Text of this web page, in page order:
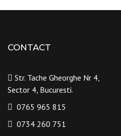
CONTACT
Str. Tache Gheorghe Nr 4,
Sector 4, Bucuresti.
0765 965 815
0734 260 751